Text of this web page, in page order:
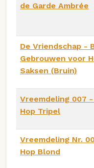
de Garde Ambrée
De Vriendschap -
Gebrouwen voor
Saksen (Bruin)
Vreemdeling 007
Hop Tripel
Vreemdeling Nr.
Hop Blond